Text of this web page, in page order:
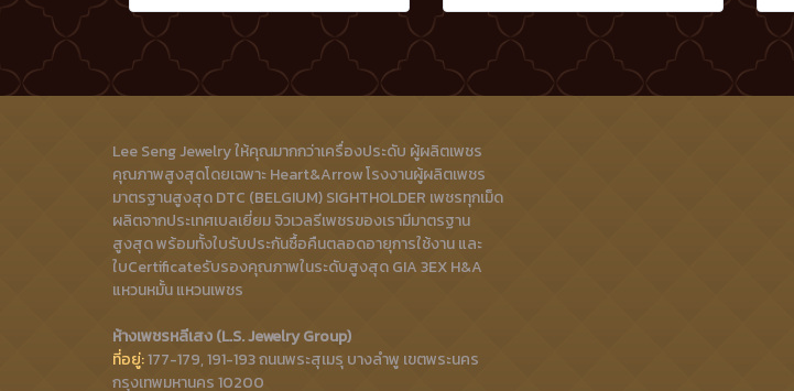
Lee Seng Jewelry ให้คุณมากกว่าเครื่องประดับ ผู้ผลิตเพชร
คุณภาพสูงสุดโดยเฉพาะ Heart&Arrow โรงงานผู้ผลิตเพชร
มาตรฐานสูงสุด DTC (BELGIUM) SIGHTHOLDER เพชรทุกเม็ด
ผลิตจากประเทศเบลเยี่ยม จิวเวลรีเพชรของเรามีมาตรฐาน
สูงสุด พร้อมทั้งใบรับประกันซื้อคืนตลอดอายุการใช้งาน และ
ใบCertificateรับรองคุณภาพในระดับสูงสุด GIA 3EX H&A
แหวนหมั้น แหวนเพชร
ห้างเพชรหลีเสง (L.S. Jewelry Group)
ที่อยู่:177-179, 191-193 ถนนพระสุเมรุ บางลำพู เขตพระนคร
กรุงเทพมหานคร 10200